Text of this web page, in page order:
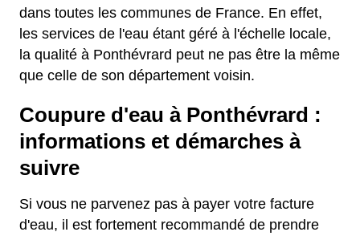
dans toutes les communes de France. En effet,
les services de l'eau étant géré à l'échelle locale,
la qualité à Ponthévrard peut ne pas être la même
que celle de son département voisin.
Coupure d'eau à Ponthévrard :
informations et démarches à
suivre
Si vous ne parvenez pas à payer votre facture
d'eau, il est fortement recommandé de prendre